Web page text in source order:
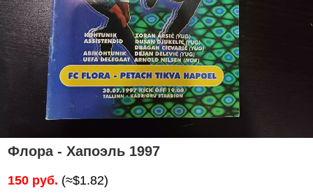
Флора - Хапоэль 1997
150 руб. (≈$1.82)